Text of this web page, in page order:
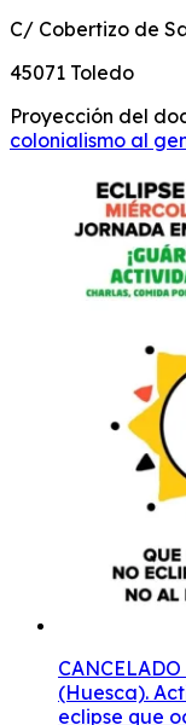
C/ Cobertizo de
45071 Toledo
Proyección del
colonialismo al
(Huesca).
eclipse que